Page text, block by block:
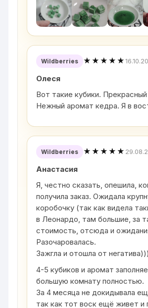
Wildberries ★★★★★
Олеся
Вот такие кубики.
Нежный аромат кедра. Я в
Wildberries ★★★★★
Анастасия
Я, честно сказать, опешила,
получила заказ. Ожидала
коробочку (так как видела
в Леонардо, там большие, за
стоимость, отсюда и
Разочаровалась.
Зажгла и отошла от негатива)))
4-5 кубиков и аромат
большую комнату полностью.
За 4 месяца не докидывала
так как тот воск ещё живет и